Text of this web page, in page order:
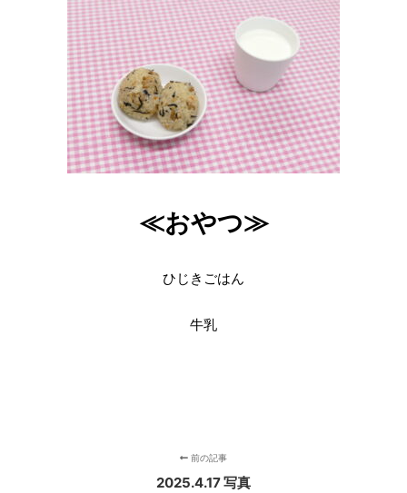
≪おやつ≫
ひじきごはん
牛乳
前の記事
2025.4.17 写真